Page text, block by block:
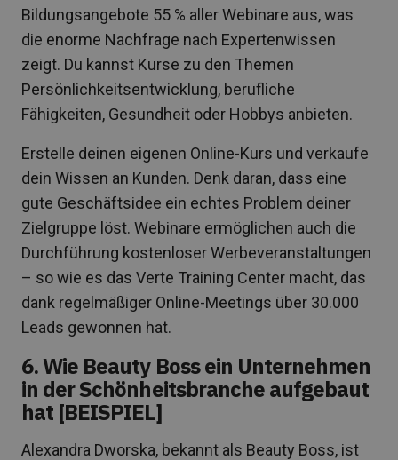
Bildungsangebote 55 % aller Webinare aus, was
die enorme Nachfrage nach Expertenwissen
zeigt. Du kannst Kurse zu den Themen
Persönlichkeitsentwicklung, berufliche
Fähigkeiten, Gesundheit oder Hobbys anbieten.
Erstelle deinen eigenen Online-Kurs und verkaufe
dein Wissen an Kunden. Denk daran, dass eine
gute Geschäftsidee ein echtes Problem deiner
Zielgruppe löst. Webinare ermöglichen auch die
Durchführung kostenloser Werbeveranstaltungen
– so wie es das Verte Training Center macht, das
dank regelmäßiger Online-Meetings über 30.000
Leads gewonnen hat.
6. Wie Beauty Boss ein Unternehmen
in der Schönheitsbranche aufgebaut
hat [BEISPIEL]
Alexandra Dworska, bekannt als Beauty Boss, ist